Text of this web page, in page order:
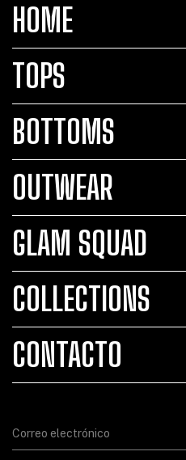
HOME
TOPS
BOTTOMS
OUTWEAR
GLAM SQUAD
COLLECTIONS
CONTACTO